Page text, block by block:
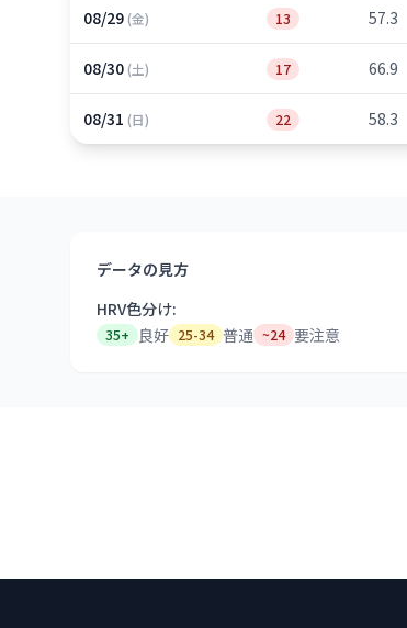
08/29(金) 13 57.3
08/30(土) 17 66.9
08/31 (日) 22 58.3
データの見方
HRV色分け:
35+ 良好 25-34 普通 ~24 要注意